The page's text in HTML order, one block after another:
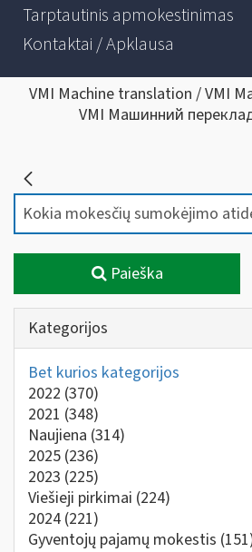
Tarptautinis apmokestinimas
Kontaktai / Apklausa
VMI Machine translation / VMI
VMI Машинний
Paieška
Kategorijos
Bet kurios kategorijos
2022 (370)
2021 (348)
Naujiena (314)
2025 (236)
2023 (225)
Viešieji pirkimai (224)
2024 (221)
Gyventojų pajamų mokestis